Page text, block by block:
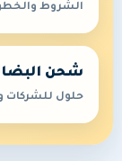
الشروط
شحن
حلول للشركات